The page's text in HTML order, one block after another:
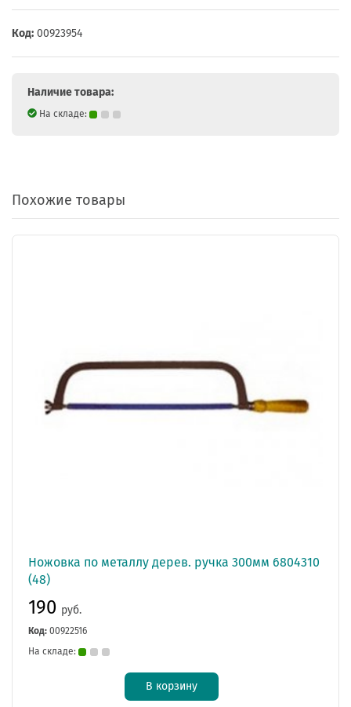
Код: 00923954
Наличие товара:
На складе:
Похожие товары
Ножовка по металлу дерев. ручка 300мм 6804310
(48)
190 руб.
Код: 00922516
На складе:
В корзину